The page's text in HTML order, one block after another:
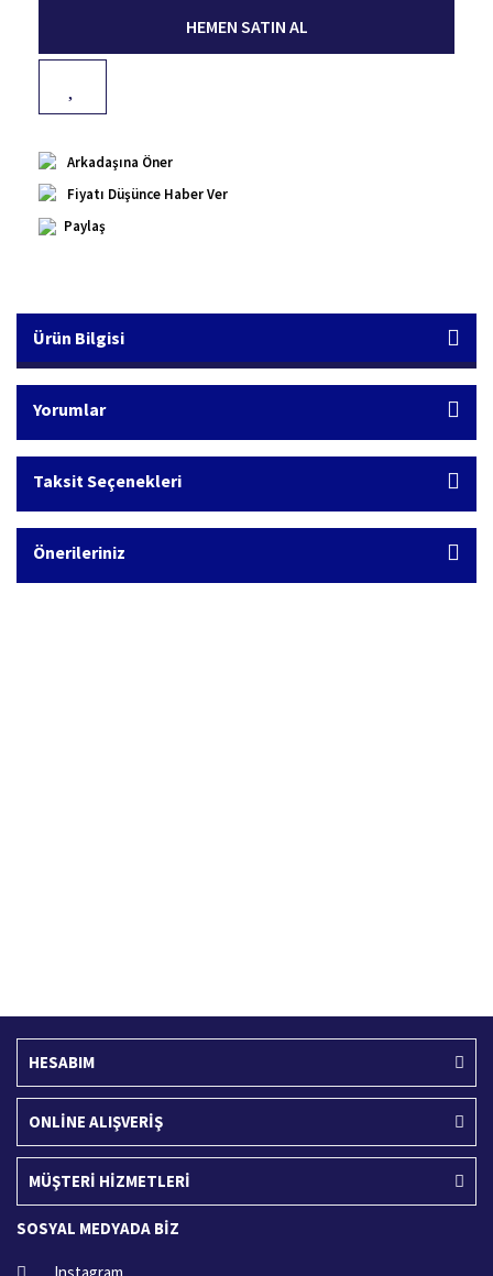
HEMEN SATIN AL
Arkadaşına Öner
Fiyatı Düşünce Haber Ver
Paylaş
Ürün Bilgisi
Yorumlar
Taksit Seçenekleri
Önerileriniz
HESABIM
ONLİNE ALIŞVERİŞ
MÜŞTERİ HİZMETLERİ
SOSYAL MEDYADA BİZ